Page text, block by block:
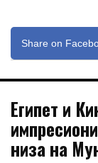
Share on
Египет и
низа на